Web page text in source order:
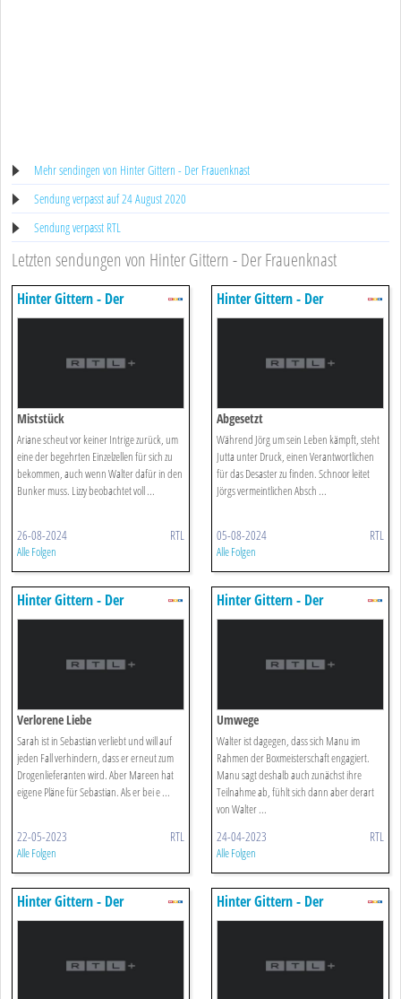
Mehr sendingen von Hinter Gittern - Der Frauenknast
Sendung verpasst auf 24 August 2020
Sendung verpasst RTL
Letzten sendungen von Hinter Gittern - Der Frauenknast
Hinter Gittern - Der
Frauenknast
Miststück
Ariane scheut vor keiner Intrige zurück, um
eine der begehrten Einzelzellen für sich zu
bekommen, auch wenn Walter dafür in den
Bunker muss. Lizzy beobachtet voll ...
26-08-2024 RTL
Alle Folgen
Hinter Gittern - Der
Frauenknast
Abgesetzt
Während Jörg um sein Leben kämpft, steht
Jutta unter Druck, einen Verantwortlichen
für das Desaster zu finden. Schnoor leitet
Jörgs vermeintlichen Absch ...
05-08-2024 RTL
Alle Folgen
Hinter Gittern - Der
Frauenknast
Verlorene Liebe
Sarah ist in Sebastian verliebt und will auf
jeden Fall verhindern, dass er erneut zum
Drogenlieferanten wird. Aber Mareen hat
eigene Pläne für Sebastian. Als er bei e ...
22-05-2023 RTL
Alle Folgen
Hinter Gittern - Der
Frauenknast
Umwege
Walter ist dagegen, dass sich Manu im
Rahmen der Boxmeisterschaft engagiert.
Manu sagt deshalb auch zunächst ihre
Teilnahme ab, fühlt sich dann aber derart
von Walter ...
24-04-2023 RTL
Alle Folgen
Hinter Gittern - Der
Frauenknast
Hinter Gittern - Der
Frauenknast